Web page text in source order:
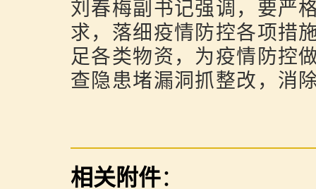
刘春梅副书记强调，要严
求，落细疫情防控各项措
足各类物资，为疫情防控
查隐患堵漏洞抓整改，消
相关附件：